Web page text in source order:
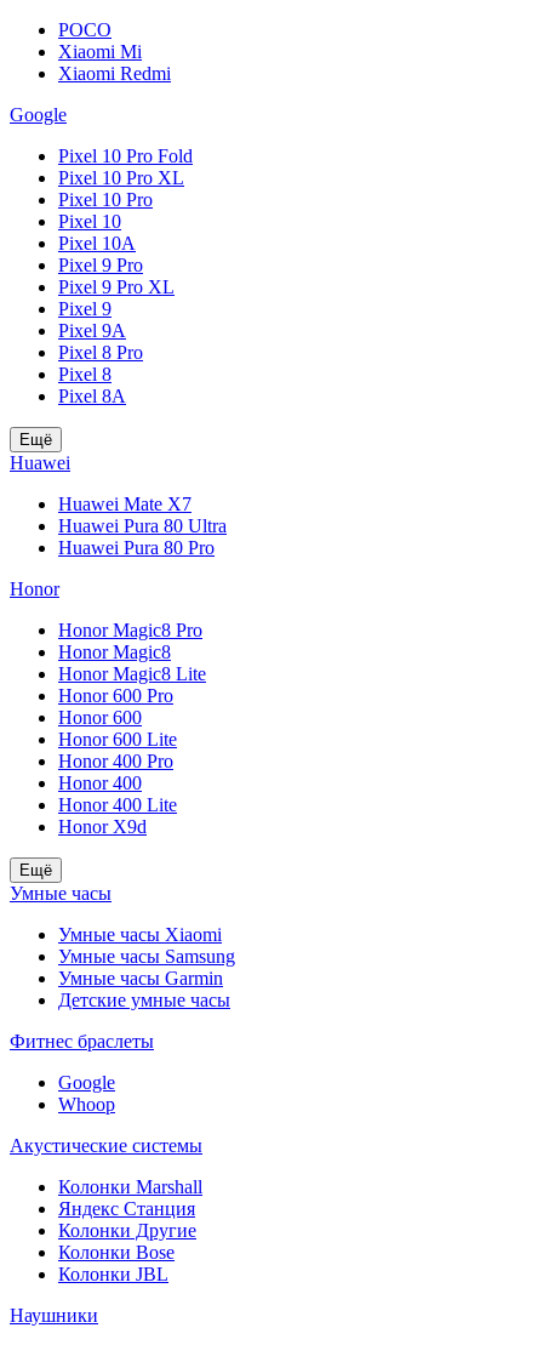
POCO
Xiaomi Mi
Xiaomi Redmi
Google
Pixel 10 Pro Fold
Pixel 10 Pro XL
Pixel 10 Pro
Pixel 10
Pixel 10A
Pixel 9 Pro
Pixel 9 Pro XL
Pixel 9
Pixel 9A
Pixel 8 Pro
Pixel 8
Pixel 8A
Ещё
Huawei
Huawei Mate X7
Huawei Pura 80 Ultra
Huawei Pura 80 Pro
Honor
Honor Magic8 Pro
Honor Magic8
Honor Magic8 Lite
Honor 600 Pro
Honor 600
Honor 600 Lite
Honor 400 Pro
Honor 400
Honor 400 Lite
Honor X9d
Ещё
Умные часы
Умные часы Xiaomi
Умные часы Samsung
Умные часы Garmin
Детские умные часы
Фитнес браслеты
Google
Whoop
Акустические системы
Колонки Marshall
Яндекс Станция
Колонки Другие
Колонки Bose
Колонки JBL
Наушники